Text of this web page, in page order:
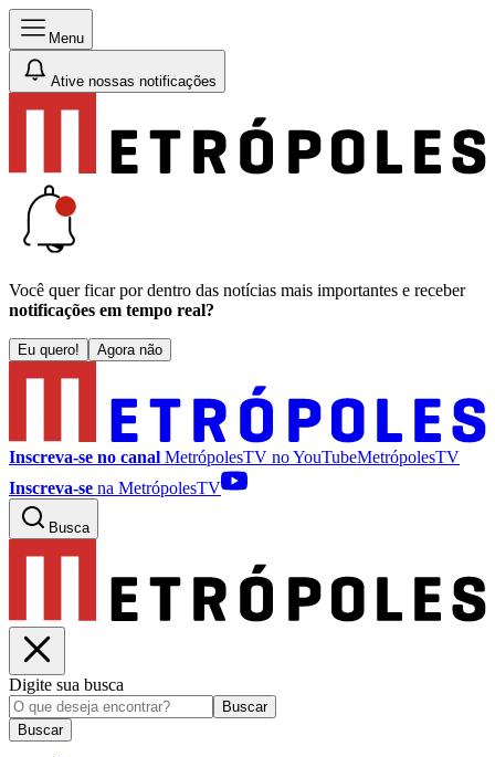
Menu
Ative nossas notificações
Você quer ficar por dentro das notícias mais importantes e receber
notificações em tempo real?
Eu quero! Agora não
Inscreva-se no canal MetrópolesTV noYouTubeMetrópolesTV
Inscreva-se na MetrópolesTV
Busca
Digite sua busca
Buscar
Buscar